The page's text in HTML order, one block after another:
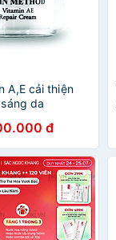
A,E cải thiện
da
đ